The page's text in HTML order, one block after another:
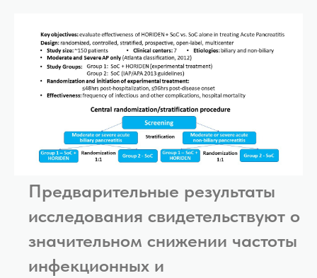
Предварительные результаты
исследования свидетельствуют о
значительном снижении частоты
инфекционных и